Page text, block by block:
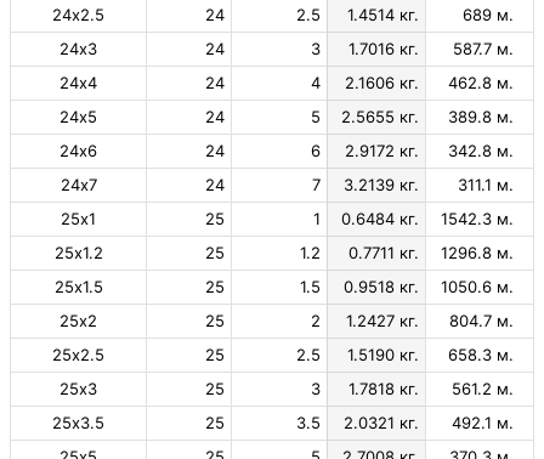
24х2.5
24 2.5 1.4514 кг.
689 м.
24х3
24 3 1.7016 кг.
587.7 м.
24х4
24 4 2.1606 кг.
462.8 м.
24х5
24 5 2.5655 кг.
389.8 м.
24х6
24 6 2.9172 кг.
342.8 м.
24х7
24 7 3.2139 кг.
311.1 м.
25х1
25 1 0.6484 кг.
1542.3 м.
25х1.2
25 1.2 0.7711 кг.
1296.8 м.
25х1.5
25 1.5 0.9518 кг.
1050.6 м.
25х2
25 2 1.2427 кг.
804.7 м.
25х2.5
25 2.5 1.5190 кг.
658.3 м.
25х3
25 3 1.7818 кг.
561.2 м.
25х3.5
25 3.5 2.0321 кг.
492.1 м.